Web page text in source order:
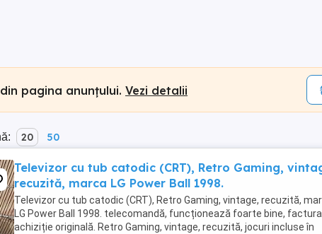
pagina anunțului. Vezi detalii
20 50
Televizor cu tub catodic (CRT), Retro Gaming,
recuzită, marca LG Power Ball 1998.
Televizor cu tub catodic (CRT), Retro Gaming, vintage, recuzită,
LG Power Ball 1998. telecomandă, funcționează foarte bine,
achiziție originală. Retro Gaming, vintage, recuzită, jocuri incluse în